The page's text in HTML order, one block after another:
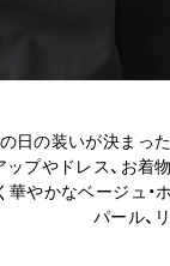
日の装いが決まっ
ップやドレス、お着
華やかなベージュ・
パール、